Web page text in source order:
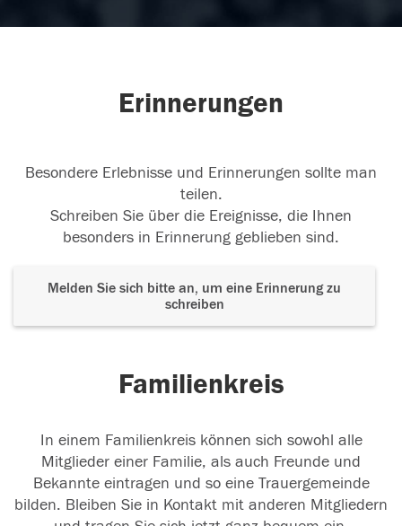
Erinnerungen
Besondere Erlebnisse und Erinnerungen sollte man
teilen.
Schreiben Sie über die Ereignisse, die Ihnen
besonders in Erinnerung geblieben sind.
Melden Sie sich bitte an, um eine Erinnerung zu
schreiben
Familienkreis
In einem Familienkreis können sich sowohl alle
Mitglieder einer Familie, als auch Freunde und
Bekannte eintragen und so eine Trauergemeinde
bilden. Bleiben Sie in Kontakt mit anderen Mitgliedern